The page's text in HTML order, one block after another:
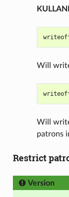
Will
Will
patrons
Restrict
Version